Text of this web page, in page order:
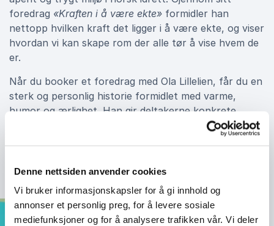
Denne nettsiden anvender cookies
Vi bruker informasjonskapsler for å gi innhold og
annonser et personlig preg, for å levere sosiale
mediefunksjoner og for å analysere trafikken vår. Vi deler
foredrag «Kraften i å være ekte» formidler han
nettopp hvilken kraft det ligger i å være ekte, og viser
hvordan vi kan skape rom der alle tør å vise hvem de
er.
Når du booker et foredrag med Ola Lillelien, får du en
sterk og personlig historie formidlet med varme,
humor og ærlighet. Han gir deltakerne konkrete
refleksjoner og verktøy for å bygge inkluderende
kulturer – enten det er i idretten, på arbeidsplassen